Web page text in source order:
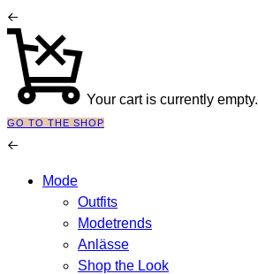
Your cart is currently empty.
GO TO THE SHOP
Mode
Outfits
Modetrends
Anlässe
Shop the Look